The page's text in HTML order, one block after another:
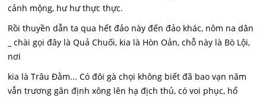
cảnh mộng, hư hư thực thực.
Rồi thuyền dẫn ta qua hết đảo này đến đảo khác, nôm na dân
_ chài gọi đây là Quả Chuối, kia là Hòn Oản, chỗ này là Bò Lội,
nơi
kia là Trâu Đằm... Có đôi gà chọi không biết đã bao vạn năm
vẫn trương gân định xông lên hạ địch thủ, có voi phục, hổ